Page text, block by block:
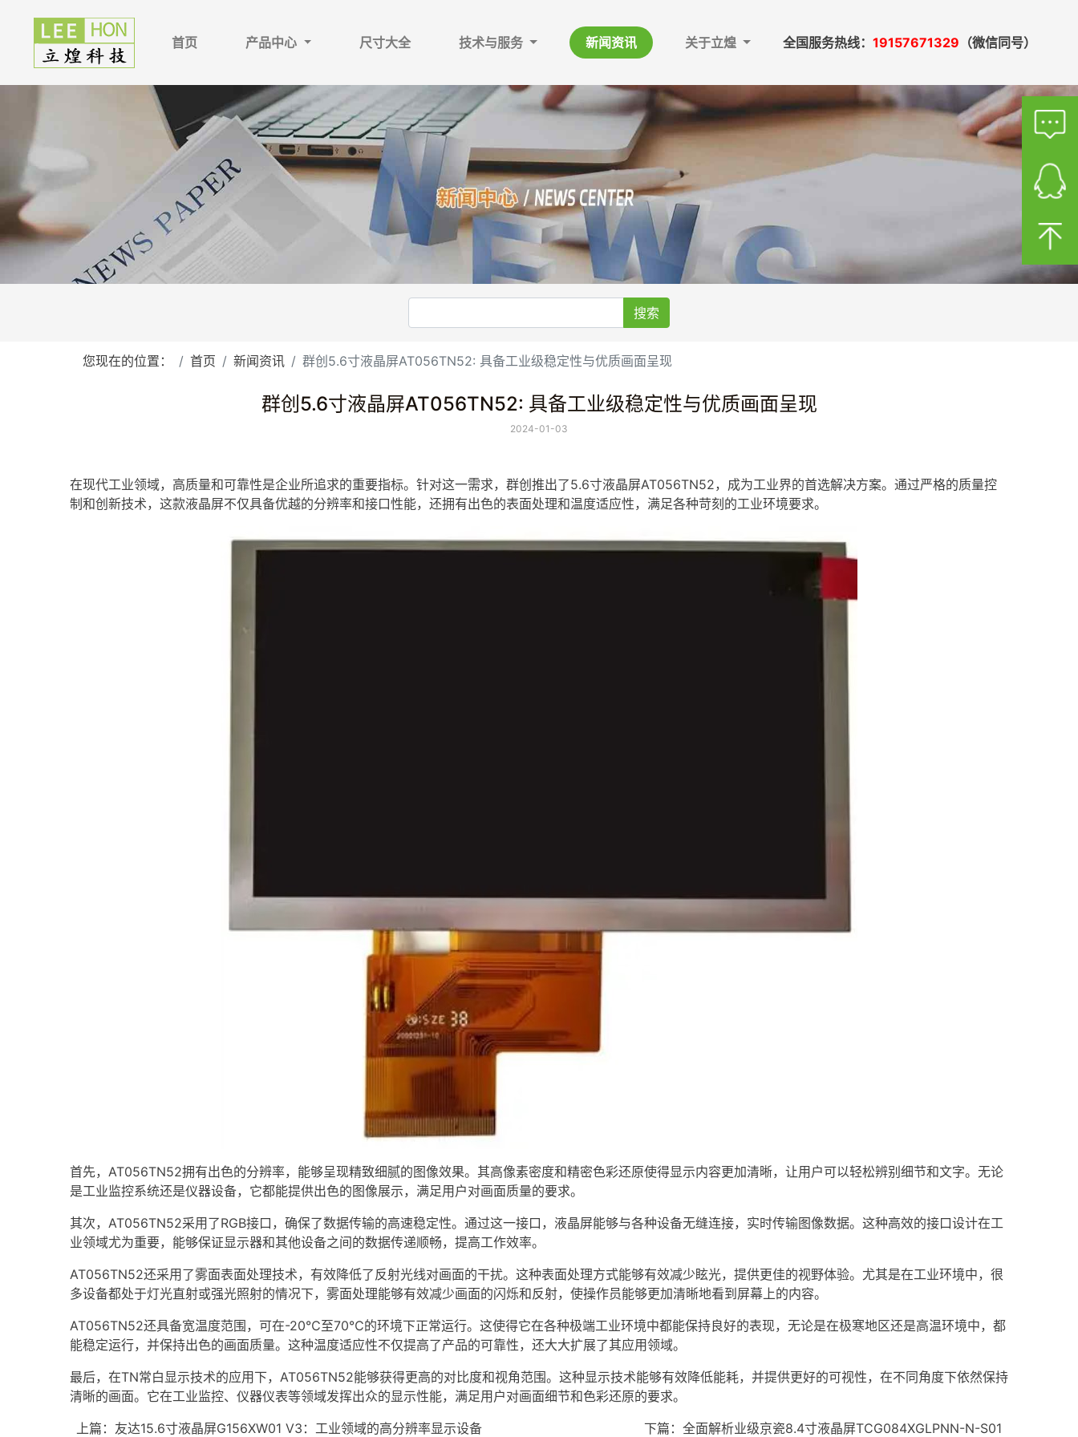
首页 产品中心 尺寸大全 技术与服务 新闻资讯 关于立煌 全国服务热线： 19157671329 （微信同号）
搜索
您现在的位置： 首页 新闻资讯 群创5.6寸液晶屏AT056TN52: 具备工业级稳定性与优质画面呈现
群创5.6寸液晶屏AT056TN52: 具备工业级稳定性与优质画面呈现
2024-01-03
在现代工业领域，高质量和可靠性是企业所追求的重要指标。针对这一需求，群创推出了5.6寸液晶屏AT056TN52，成为工业界的首选解决方案。通过严格的质量控
制和创新技术，这款液晶屏不仅具备优越的分辨率和接口性能，还拥有出色的表面处理和温度适应性，满足各种苛刻的工业环境要求。
首先，AT056TN52拥有出色的分辨率，能够呈现精致细腻的图像效果。其高像素密度和精密色彩还原使得显示内容更加清晰，让用户可以轻松辨别细节和文字。无论
是工业监控系统还是仪器设备，它都能提供出色的图像展示，满足用户对画面质量的要求。
其次，AT056TN52采用了RGB接口，确保了数据传输的高速稳定性。通过这一接口，液晶屏能够与各种设备无缝连接，实时传输图像数据。这种高效的接口设计在工
业领域尤为重要，能够保证显示器和其他设备之间的数据传递顺畅，提高工作效率。
AT056TN52还采用了雾面表面处理技术，有效降低了反射光线对画面的干扰。这种表面处理方式能够有效减少眩光，提供更佳的视野体验。尤其是在工业环境中，很
多设备都处于灯光直射或强光照射的情况下，雾面处理能够有效减少画面的闪烁和反射，使操作员能够更加清晰地看到屏幕上的内容。
AT056TN52还具备宽温度范围，可在-20℃至70℃的环境下正常运行。这使得它在各种极端工业环境中都能保持良好的表现，无论是在极寒地区还是高温环境中，都
能稳定运行，并保持出色的画面质量。这种温度适应性不仅提高了产品的可靠性，还大大扩展了其应用领域。
最后，在TN常白显示技术的应用下，AT056TN52能够获得更高的对比度和视角范围。这种显示技术能够有效降低能耗，并提供更好的可视性，在不同角度下依然保持
清晰的画面。它在工业监控、仪器仪表等领域发挥出众的显示性能，满足用户对画面细节和色彩还原的要求。
上篇： 友达15.6寸液晶屏G156XW01 V3：工业领域的高分辨率显示设备 下篇： 全面解析业级京瓷8.4寸液晶屏TCG084XGLPNN-N-S01